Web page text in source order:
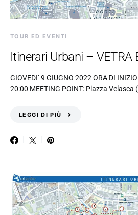
TOUR ED EVENTI
Itinerari Urbani – VETRA
GIOVEDI’ 9 GIUGNO 2022 ORA DI
20:00 MEETING POINT: Piazza Velasca
LEGGI DI PIÙ